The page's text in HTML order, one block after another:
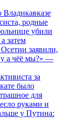
родные
убили
затем
заявили,
а чёё мы?» —
за
было
для
руками и
у Путина: